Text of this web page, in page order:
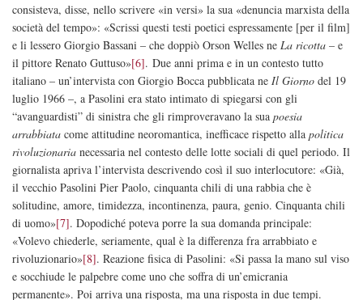
consisteva, disse, nello scrivere «in versi» la sua «denuncia marxista della
società del tempo»: «Scrissi questi testi poetici espressamente [per il film]
e li lessero Giorgio Bassani – che doppiò Orson Welles ne La ricotta – e
il pittore Renato Guttuso»[6]. Due anni prima e in un contesto tutto
italiano – un’intervista con Giorgio Bocca pubblicata ne Il Giorno del 19
luglio 1966 –, a Pasolini era stato intimato di spiegarsi con gli
“avanguardisti” di sinistra che gli rimproveravano la sua poesia
arrabbiata come attitudine neoromantica, inefficace rispetto alla politica
rivoluzionaria necessaria nel contesto delle lotte sociali di quel periodo. Il
giornalista apriva l’intervista descrivendo così il suo interlocutore: «Già,
il vecchio Pasolini Pier Paolo, cinquanta chili di una rabbia che è
solitudine, amore, timidezza, incontinenza, paura, genio. Cinquanta chili
di uomo»[7]. Dopodiché poteva porre la sua domanda principale:
«Volevo chiederle, seriamente, qual è la differenza fra arrabbiato e
rivoluzionario»[8]. Reazione fisica di Pasolini: «Si passa la mano sul viso
e socchiude le palpebre come uno che soffra di un’emicrania
permanente». Poi arriva una risposta, ma una risposta in due tempi.